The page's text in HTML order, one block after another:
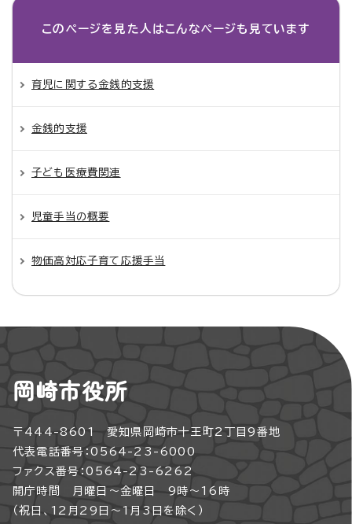
このページを見た人は こんなページも見ています
育児に関する金銭的支援
金銭的支援
子ども医療費関連
児童手当の概要
物価高対応子育て応援手当
岡崎市役所
〒444-8601 愛知県岡崎市十王町2丁目9番地
代表電話番号：0564-23-6000
ファクス番号：0564-23-6262
開庁時間 月曜日～金曜日 9時～16時
（祝日、12月29日～1月3日を除く）